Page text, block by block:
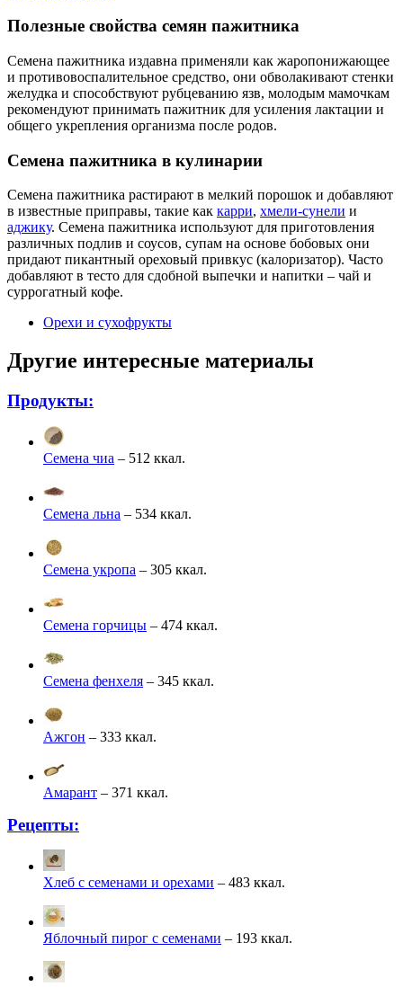
Полезные свойства семян пажитника
Семена пажитника издавна применяли как жаропонижающее
и противовоспалительное средство, они обволакивают стенки
желудка и способствуют рубцеванию язв, молодым мамочкам
рекомендуют принимать пажитник для усиления лактации и
общего укрепления организма после родов.
Семена пажитника в кулинарии
Семена пажитника растирают в мелкий порошок и добавляют
в известные приправы, такие как карри, хмели-сунели и
аджику. Семена пажитника используют для приготовления
различных подлив и соусов, супам на основе бобовых они
придают пикантный ореховый привкус (калоризатор). Часто
добавляют в тесто для сдобной выпечки и напитки – чай и
суррогатный кофе.
Орехи и сухофрукты
Другие интересные материалы
Продукты:
Семена чиа – 512 ккал.
Семена льна – 534 ккал.
Семена укропа – 305 ккал.
Семена горчицы – 474 ккал.
Семена фенхеля – 345 ккал.
Ажгон – 333 ккал.
Амарант – 371 ккал.
Рецепты:
Хлеб с семенами и орехами – 483 ккал.
Яблочный пирог с семенами – 193 ккал.